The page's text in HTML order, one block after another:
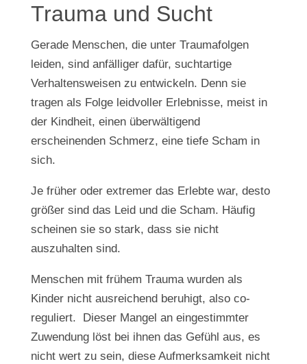
Trauma und Sucht
Gerade Menschen, die unter Traumafolgen
leiden, sind anfälliger dafür, suchtartige
Verhaltensweisen zu entwickeln. Denn sie
tragen als Folge leidvoller Erlebnisse, meist in
der Kindheit, einen überwältigend
erscheinenden Schmerz, eine tiefe Scham in
sich.
Je früher oder extremer das Erlebte war, desto
größer sind das Leid und die Scham. Häufig
scheinen sie so stark, dass sie nicht
auszuhalten sind.
Menschen mit frühem Trauma wurden als
Kinder nicht ausreichend beruhigt, also co-
reguliert. Dieser Mangel an eingestimmter
Zuwendung löst bei ihnen das Gefühl aus, es
nicht wert zu sein, diese Aufmerksamkeit nicht